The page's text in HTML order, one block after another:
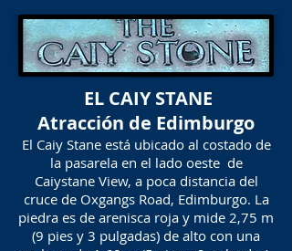
EL CAIY STANE
Atracción de Edimburgo
El Caiy Stane está ubicado al costado de
la pasarela en el lado oeste de
Caiystane View, a poca distancia del
cruce de Oxgangs Road, Edimburgo. La
piedra es de arenisca roja y mide 2,75 m
(9 pies y 3 pulgadas) de alto con una